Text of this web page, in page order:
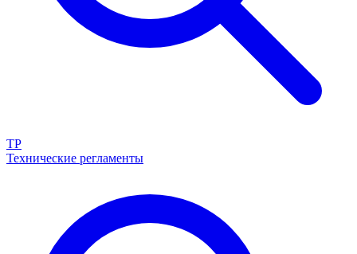
ТР
Технические регламенты